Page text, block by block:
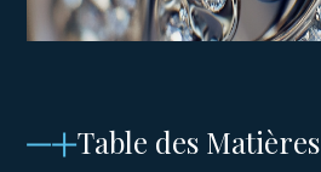
Table des Matières